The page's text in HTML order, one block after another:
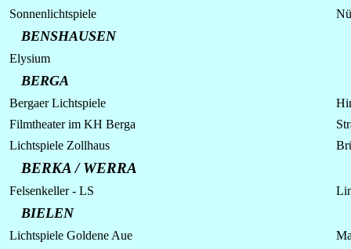
Sonnenlichtspiele
BENSHAUSEN
Elysium
BERGA
BergaerLichtspiele
Filmtheater im KH Berga
Lichtspiele Zollhaus
BERKA / WERRA
Felsenkeller - LS
BIELEN
Lichtspiele Goldene Aue